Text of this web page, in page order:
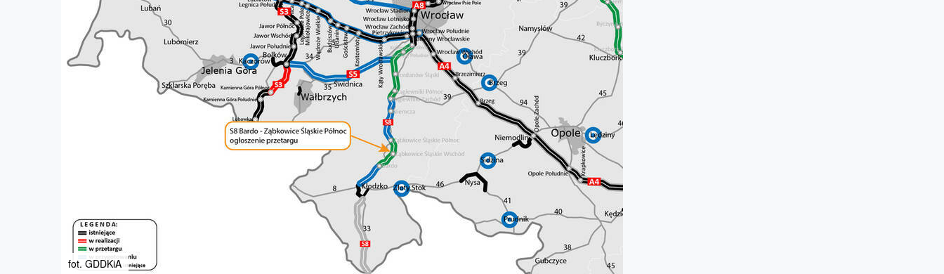
fot. GDDKiA